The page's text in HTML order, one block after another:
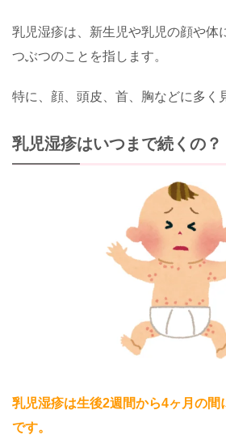
乳児湿疹は、新生児や乳児の顔や体
つぶつのことを指します。
特に、顔、頭皮、首、胸などに多く
乳児湿疹はいつまで続くの？
乳児湿疹は生後2週間から4ヶ月の間
です。